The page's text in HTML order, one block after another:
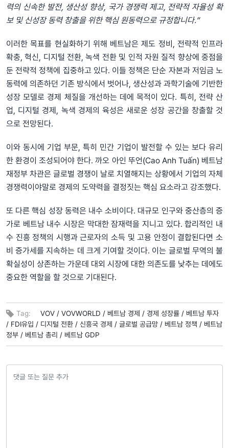
력의 신속한 발전, 생산성 향상, 국가 경쟁력 제고, 전략적 자율성 확
보 및 신성장 동력 창출을 위한 핵심 원동력으로 규정합니다.”
이러한 목표를 현실화하기 위해 베트남은 제도 정비, 전략적 인프라
확충, 혁신, 디지털 전환, 녹색 전환 및 인적 자원 질적 향상에 중점을
둔 전략적 정책에 집중하고 있다. 이들 정책은 단순 자본과 저임금 노
동력에 의존하던 기존 방식에서 벗어나, 생산성과 과학기술에 기반한
성장 모델로 경제 체질을 개선하는 데에 목적이 있다. 특히, 전략 산
업, 디지털 경제, 녹색 경제의 육성은 새로운 성장 공간을 창출할 것
으로 전망된다.
이와 동시에 기업 부문, 특히 민간 기업이 발전할 수 있는 보다 유리
한 환경이 조성되어야 한다. 까오 아인 뚜언(Cao Anh Tuấn) 베트남
재정부 차관은 글로벌 경쟁이 날로 치열해지는 상황에서 기업의 자체
경쟁력이야말로 경제의 도약력을 결정짓는 핵심 요소라고 강조했다.
또 다른 핵심 성장 동력은 내수 소비이다. 대규모 인구와 중산층의 증
가로 베트남 내수 시장은 막대한 잠재력을 지니고 있다. 합리적인 내
수 진흥 정책의 시행과 근로자의 소득 및 고용 안정이 결합된다면 소
비 증가세를 지속하는 데 크게 기여할 것이다. 이는 글로벌 무역의 불
확실성이 상존하는 가운데 대외 시장에 대한 의존도를 낮추는 데에도
중요한 역할을 할 것으로 기대된다.
Tag: VOV / VOVWORLD / 베트남 경제 / 경제 성장률 / 베트남 투자
/ FDI유입 / 디지털 전환 / 신흥국 경제 / 글로벌 공급망 / 베트남 정책 / 베트남
정부 / 베트남 총리 / 베트남 GDP